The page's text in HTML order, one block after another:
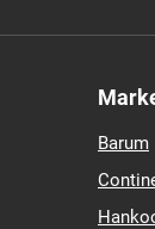
Barum